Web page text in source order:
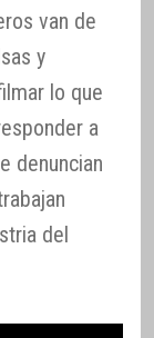
van de
y
lo que
a
denuncian
del